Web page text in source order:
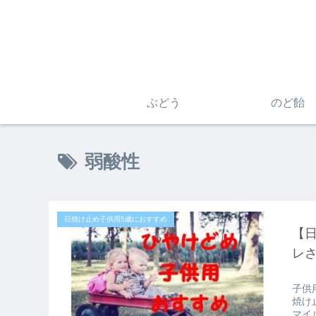
ぶどう のど飴
弱酸性
日焼け止め子供用5歳におすすめ
【
レ
子供
焼け